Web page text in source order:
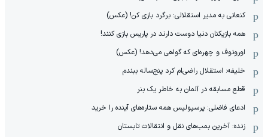
کنعانی به مدیر استقلالی: برگرد بازی کن! (عکس)
همه بازیکنان دنیا دوست دارند در پاریس بازی کنند!
اورونوف و چهره‌ای که گواهی می‌دهد! (عکس)
خلیفه: استقلال راضی‌ام کرد پنج‌ساله ببندم
قطع مسابقه در آلمان به خاطر یک بنر
ادعای فاضلی: پرسپولیس همه ستاره‌های آینده را خرید
زنده: آخرین بمب‌های نقل و انتقالات تابستان